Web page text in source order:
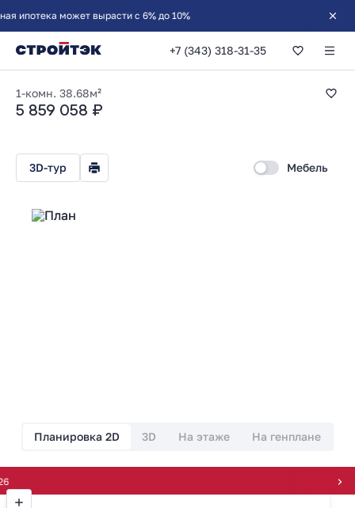
+7 (343) 318-31-35
1-комнатная
1-комн. 38.68м²
5 859 058 ₽
3D-тур Мебель
Планировка 2D 3D На этаже На генплане